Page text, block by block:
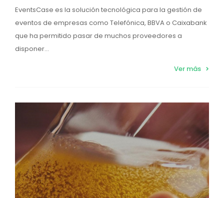
EventsCase es la solución tecnológica para la gestión de
eventos de empresas como Telefónica, BBVA o Caixabank
que ha permitido pasar de muchos proveedores a
disponer...
Ver más